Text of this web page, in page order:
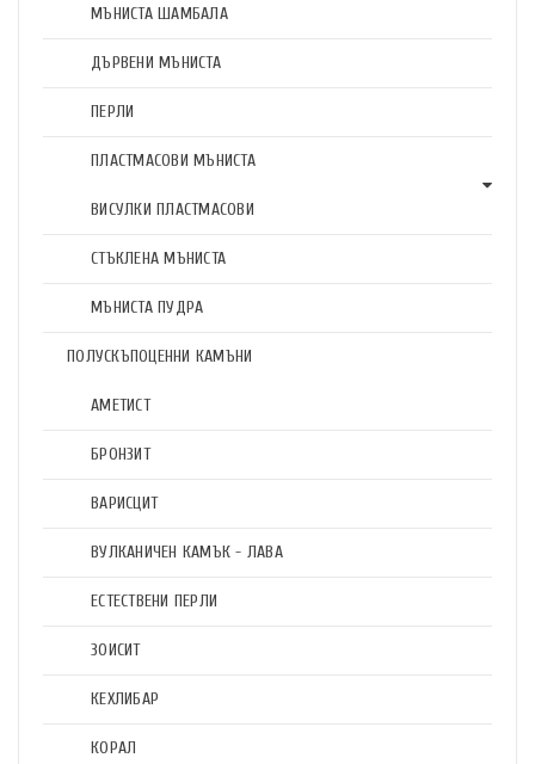
МЪНИСТА ШАМБАЛА
ДЪРВЕНИ МЪНИСТА
ПЕРЛИ
ПЛАСТМАСОВИ МЪНИСТА
ВИСУЛКИ ПЛАСТМАСОВИ
СТЪКЛЕНА МЪНИСТА
МЪНИСТА ПУДРА
ПОЛУСКЪПОЦЕННИ КАМЪНИ
АМЕТИСТ
БРОНЗИТ
ВАРИСЦИТ
ВУЛКАНИЧЕН КАМЪК - ЛАВА
ЕСТЕСТВЕНИ ПЕРЛИ
ЗОИСИТ
КЕХЛИБАР
КОРАЛ